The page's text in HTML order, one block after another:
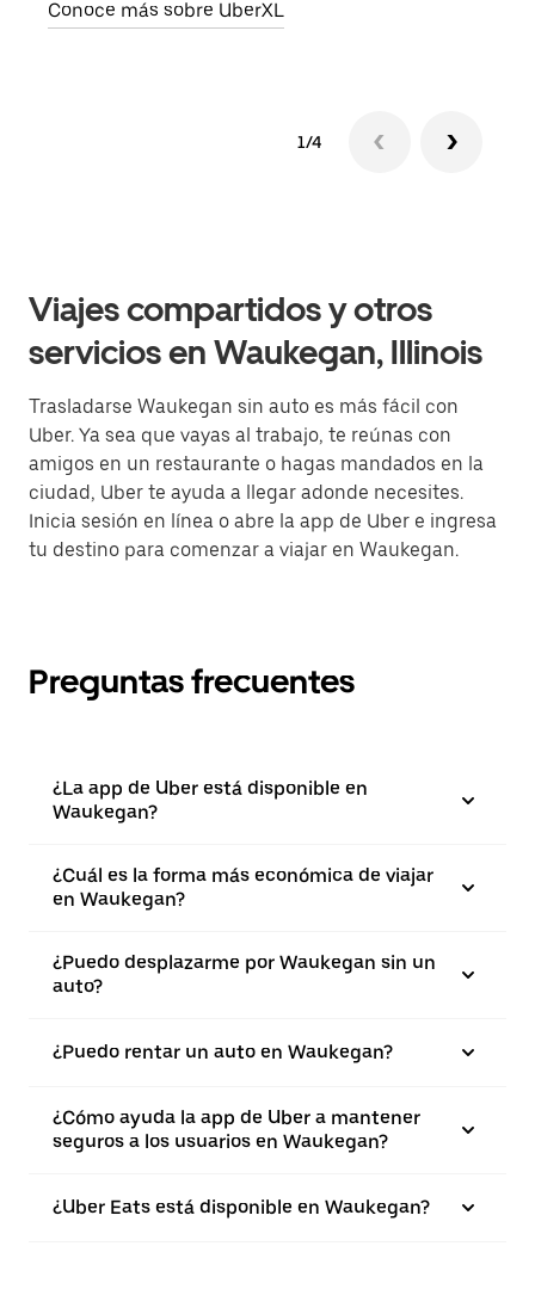
Conoce más sobre UberXL
1/4
Viajes compartidos y otros
servicios en Waukegan, Illinois
Trasladarse Waukegan sin auto es más fácil con
Uber. Ya sea que vayas al trabajo, te reúnas con
amigos en un restaurante o hagas mandados en la
ciudad, Uber te ayuda a llegar adonde necesites.
Inicia sesión en línea o abre la app de Uber e ingresa
tu destino para comenzar a viajar en Waukegan.
Preguntas frecuentes
¿La app de Uber está disponible en
Waukegan?
¿Cuál es la forma más económica de viajar
en Waukegan?
¿Puedo desplazarme por Waukegan sin un
auto?
¿Puedo rentar un auto en Waukegan?
¿Cómo ayuda la app de Uber a mantener
seguros a los usuarios en Waukegan?
¿Uber Eats está disponible en Waukegan?